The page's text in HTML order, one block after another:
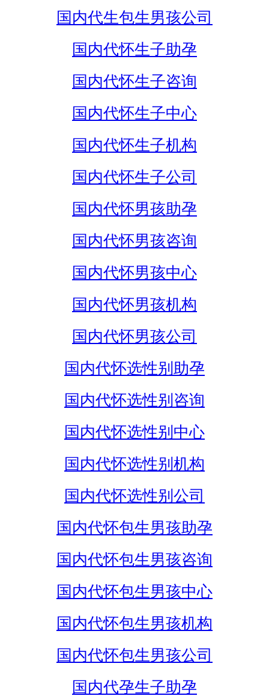
国内代生包生男孩公司
国内代怀生子助孕
国内代怀生子咨询
国内代怀生子中心
国内代怀生子机构
国内代怀生子公司
国内代怀男孩助孕
国内代怀男孩咨询
国内代怀男孩中心
国内代怀男孩机构
国内代怀男孩公司
国内代怀选性别助孕
国内代怀选性别咨询
国内代怀选性别中心
国内代怀选性别机构
国内代怀选性别公司
国内代怀包生男孩助孕
国内代怀包生男孩咨询
国内代怀包生男孩中心
国内代怀包生男孩机构
国内代怀包生男孩公司
国内代孕生子助孕